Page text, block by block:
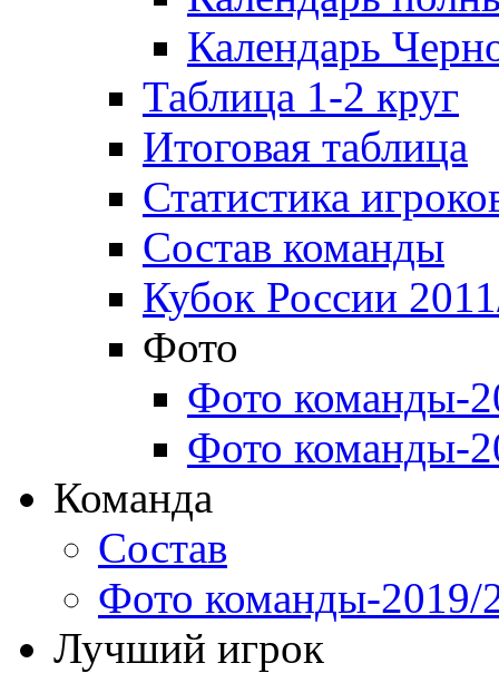
Календарь
Таблица 1-2 круг
Итоговая таблица
Статистика
Состав команды
Кубок России
Фото
Фото команды-
Фото команды-
Команда
Состав
Фото команды-2019/
Лучший игрок